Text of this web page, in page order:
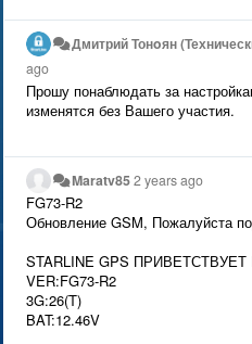
Дмитрий Тонoян
ago
Прошу понаблюдать за
изменятся без Вашего участия.
Maratv852 years ago
FG73-R2
Обновление GSM, Пожалуйста
STARLINE GPS
VER:FG73-R2
3G:26(T)
BAT:12.46V